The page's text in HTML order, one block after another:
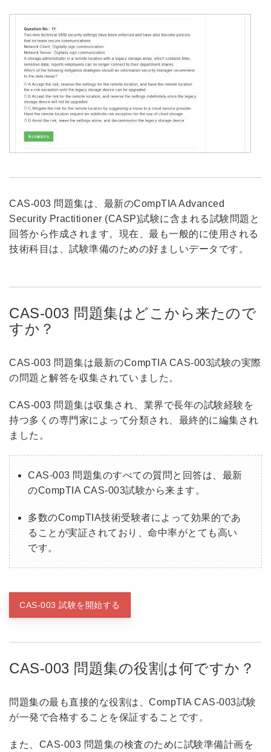
CAS-003 問題集は、最新のCompTIA Advanced
Security Practitioner (CASP)試験に含まれる試験問題と
回答から作成されます。現在、最も一般的に使用される
技術科目は、試験準備のための好ましいデータです。
CAS-003 問題集はどこから来たので
すか？
CAS-003 問題集は最新のCompTIA CAS-003試験の実際
の問題と解答を収集されていました。
CAS-003 問題集は収集され、業界で長年の試験経験を
持つ多くの専門家によって分類され、最終的に編集され
ました。
CAS-003 問題集のすべての質問と回答は、最新
のCompTIA CAS-003試験から来ます。
多数のCompTIA技術受験者によって効果的であ
ることが実証されており、命中率がとても高い
です。
CAS-003 試験を開始する
CAS-003 問題集の役割は何ですか？
問題集の最も直接的な役割は、CompTIA CAS-003試験
が一発で合格することを保証することです。
また、CAS-003 問題集の検査のために試験準備計画を